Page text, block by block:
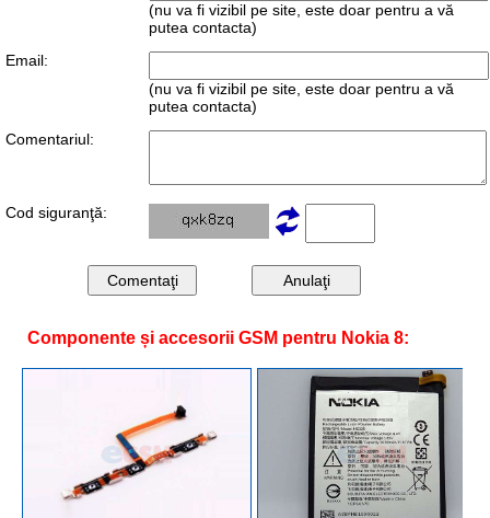
(nu va fi vizibil pe site, este doar pentru a vă
putea contacta)
Email:
(nu va fi vizibil pe site, este doar pentru a vă
putea contacta)
Comentariul:
Cod siguranţă:
Componente și accesorii GSM pentru Nokia 8: